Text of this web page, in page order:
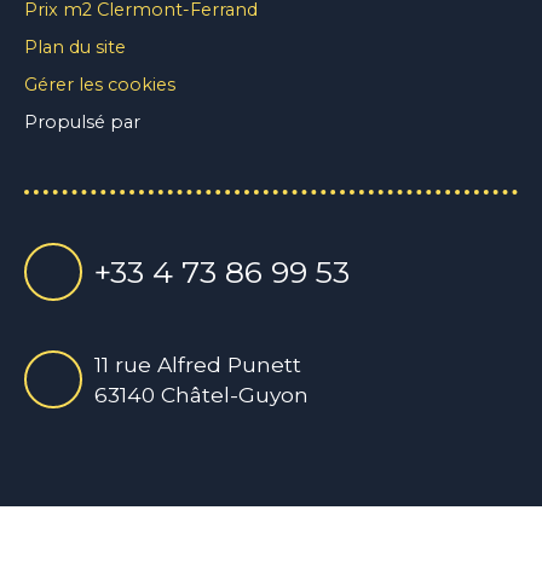
Prix m2 Clermont-Ferrand
Plan du site
Gérer les cookies
Propulsé par
+33 4 73 86 99 53
11 rue Alfred Punett
63140 Châtel-Guyon